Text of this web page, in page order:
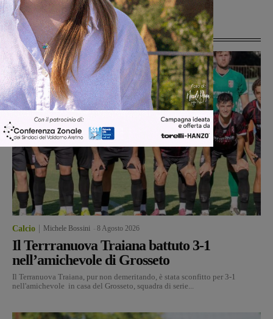
Ultime Notizie
Calcio Michele Bossini 8 Agosto 2026
Il Terrranuova Traiana battuto 3-1
nell’amichevole di Grosseto
Il Terranuova Traiana, pur non demeritando, è stata sconfitto per 3-1
nell'amichevole in casa del Grosseto, squadra di serie...